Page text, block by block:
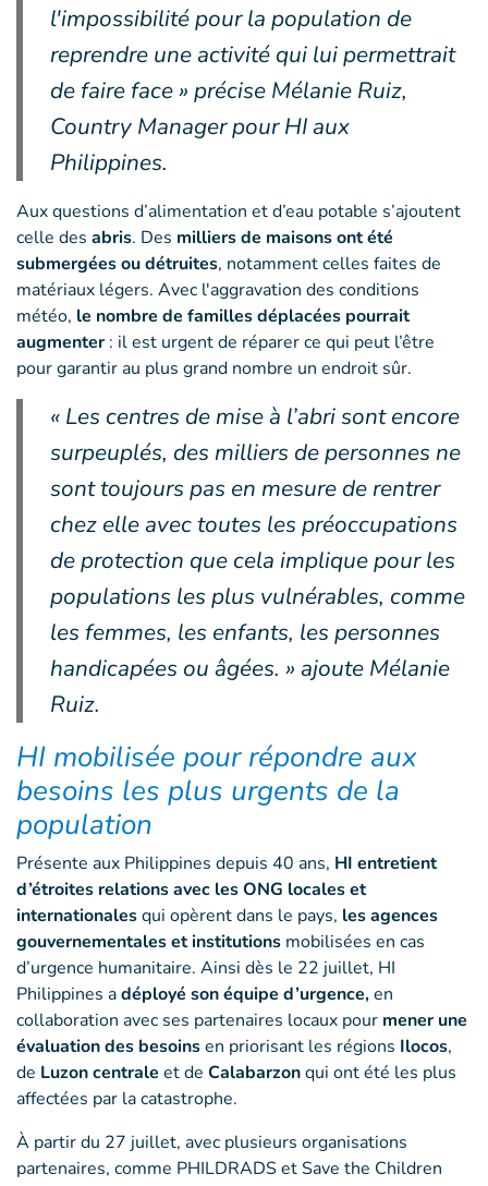
l'impossibilité pour la population de
reprendre une activité qui lui permettrait
de faire face » précise Mélanie Ruiz,
Country Manager pour HI aux
Philippines.
Aux questions d’alimentation et d’eau potable s’ajoutent
celle des abris. Des milliers de maisons ont été
submergées ou détruites, notamment celles faites de
matériaux légers. Avec l'aggravation des conditions
météo, le nombre de familles déplacées pourrait
augmenter: il est urgent de réparer ce qui peut l’être
pour garantir au plus grand nombre un endroit sûr.
« Les centres de mise à l’abri sont encore
surpeuplés, des milliers de personnes ne
sont toujours pas en mesure de rentrer
chez elle avec toutes les préoccupations
de protection que cela implique pour les
populations les plus vulnérables, comme
les femmes, les enfants, les personnes
handicapées ou âgées. » ajoute Mélanie
Ruiz.
HI mobilisée pour répondre aux
besoins les plus urgents de la
population
Présente aux Philippines depuis 40 ans, HI entretient
d’étroites relations avec les ONG locales et
internationalesqui opèrent dans le pays, les agences
gouvernementales et institutions mobilisées en cas
d’urgence humanitaire. Ainsi dès le 22 juillet, HI
Philippines adéployé son équipe d’urgence,en
collaboration avec ses partenaires locaux pour mener une
évaluation des besoinsen priorisant les régions Ilocos,
de Luzon centrale et de Calabarzonqui ont été les plus
affectées par la catastrophe.
À partir du 27 juillet, avec plusieurs organisations
partenaires, comme PHILDRADS et Save the Children